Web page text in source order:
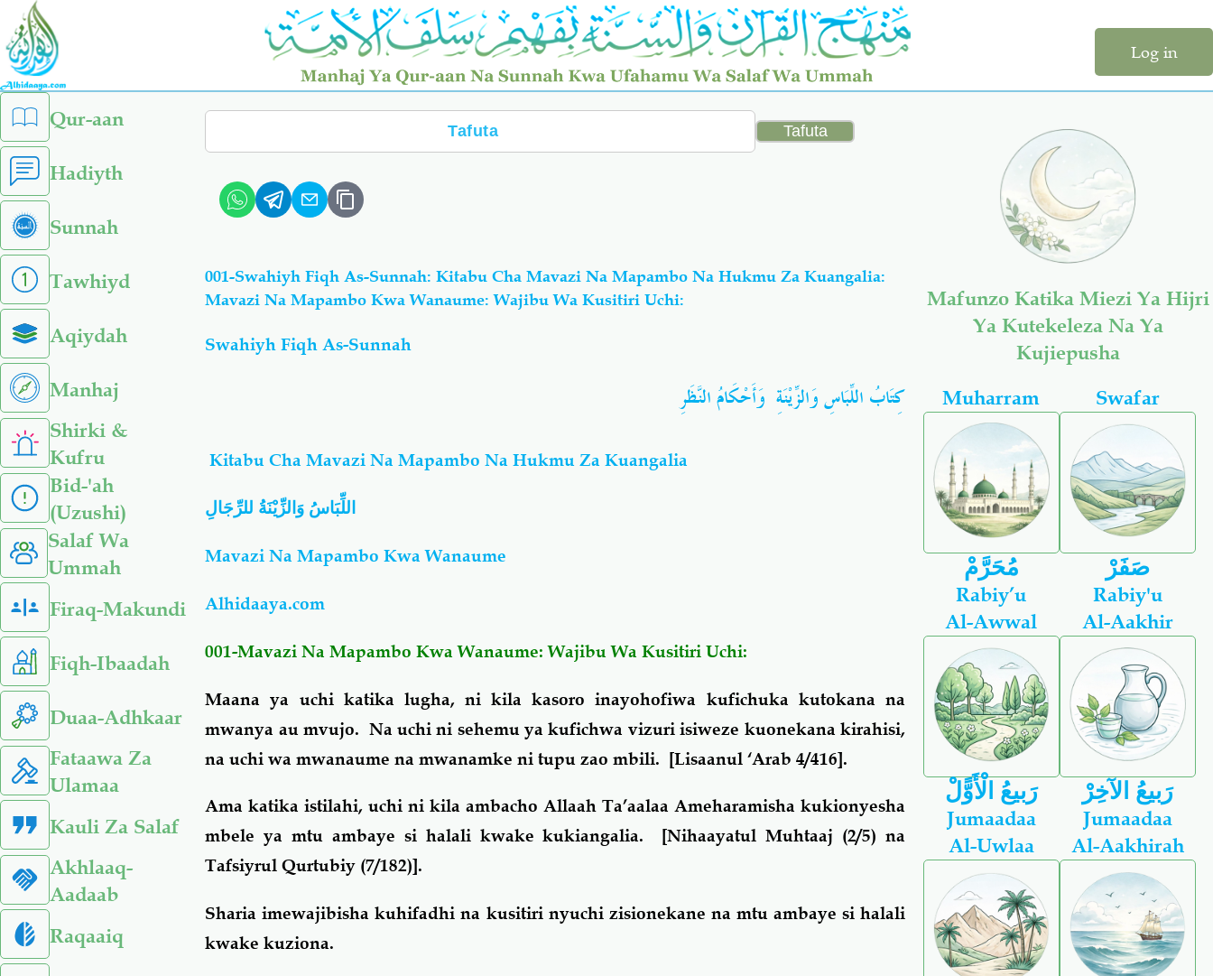
Skip
main
content
Log in
left
sidebar
menu
Qur-aan
Hadiyth
Sunnah
Tawhiyd
Aqiydah
Manhaj
Shirki &
Kufru
Bid-'ah
(Uzushi)
Salaf Wa
Ummah
Firaq-Makundi
Fiqh-Ibaadah
Duaa-Adhkaar
Fataawa Za
Ulamaa
Kauli Za Salaf
Akhlaaq-
Aadaab
Raqaaiq
Search
001-Swahiyh Fiqh As-Sunnah: Kitabu Cha Mavazi Na Mapambo Na Hukmu Za Kuangalia:
Mavazi Na Mapambo Kwa Wanaume: Wajibu Wa Kusitiri Uchi:
Swahiyh Fiqh As-Sunnah
كِتَابُ اللِّبَاسِ وَالزِّيْنَةِ وَأَحْكَامُ النَّظَرِ
Kitabu Cha Mavazi Na Mapambo Na Hukmu Za Kuangalia
اللِّبَاسُ وَالزِّيْنَةُ للرِّجَالِ
Mavazi Na Mapambo Kwa Wanaume
Alhidaaya.com
001-Mavazi Na Mapambo Kwa Wanaume: Wajibu Wa Kusitiri Uchi:
Maana ya uchi katika lugha, ni kila kasoro inayohofiwa kufichuka kutokana na
mwanya au mvujo. Na uchi ni sehemu ya kufichwa vizuri isiweze kuonekana kirahisi,
na uchi wa mwanaume na mwanamke ni tupu zao mbili. [Lisaanul ‘Arab 4/416].
Ama katika istilahi, uchi ni kila ambacho Allaah Ta’aalaa Ameharamisha kukionyesha
mbele ya mtu ambaye si halali kwake kukiangalia. [Nihaayatul Muhtaaj (2/5) na
Tafsiyrul Qurtubiy (7/182)].
Sharia imewajibisha kuhifadhi na kusitiri nyuchi zisionekane na mtu ambaye si halali
kwake kuziona.
Mafunzo Katika Miezi Ya Hijri
Ya Kutekeleza Na Ya
Kujiepusha
Muharram
مُحَرَّمْ
Swafar
صَفَرْ
Rabiy’u
Al-Awwal
رَبيعُ الْأَوًّلْ
Rabiy'u
Al-Aakhir
رَبيعُ الآخِرْ
Jumaadaa
Al-Uwlaa
Jumaadaa
Al-Aakhirah